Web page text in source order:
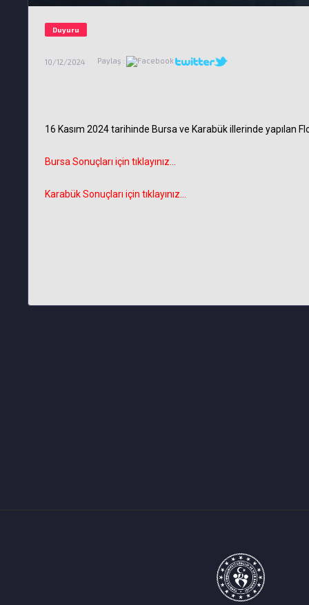
Duyuru
10/12/2024 Paylaş :
16 Kasım 2024 tarihinde Bursa ve Karabük illerinde yapılan
Bursa Sonuçları için tıklayınız...
Karabük Sonuçları için tıklayınız...